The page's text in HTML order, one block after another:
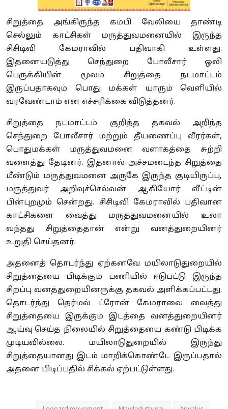
சிறுத்தை அங்கிருந்த கம்பி வேலியை தாண்டி
செல்லும் காட்சிகள் மருத்துவமனையில் இருந்த
சிசிடிவி கேமராவில் பதிவாகி உள்ளது.
இதனையடுத்து செந்துறை போலீசார் ஒலி
பெருக்கியின்‌ மூலம் சிறுத்தை நடமாட்டம்
இருப்பதாகவும் பொது மக்கள் யாரும் வெளியில்
வரவேண்டாம் என எச்சரிக்கை விடுத்தனர்.
சிறுத்தை நடமாட்டம் குறித்த தகவல் அறிந்த
செந்துறை போலீசார் மற்றும் தீயணைப்பு வீரர்கள்,
பொதுமக்கள் மருத்துவமனை வளாகத்தை சுற்றி
வளைத்து தேடினர். இதனால் அச்சமடைந்த சிறுத்தை
மீண்டும் மருத்துவமனை அருகே இருந்த குடியிருப்பு,
மருத்துவர் அறிவுச்செல்வன் ஆகியோர் வீட்டின்
பின்புறமும் சென்றது. சிசிடிவி கேமராவில் பதிவான
காட்சிகளை வைத்து மருத்துவமனையில் உலா
வந்தது சிறுத்தைதான் என்று வனத்துறையினர்
உறுதி செய்தனர்.
அதனைத் தொடர்ந்து ஏற்கனவே மயிலாடுதுறையில்
சிறுத்தையை பிடிக்கும் பணியில் ஈடுபட்டு இருந்த
சிறப்பு வனத்துறையினருக்கு தகவல் அளிக்கப்பட்டது.
தொடர்ந்து தெர்மல் ட்ரோன் கேமராவை வைத்து
சிறுத்தையை இருக்கும் இடத்தை வனத்துறையினர்
ஆய்வு செய்த நிலையில் சிறுத்தையை கண்டு பிடிக்க
முடியவில்லை. மயிலாடுதுறையில் இருந்து
சிறுத்தையானது இடம் மாறிக்கொண்டே இருப்பதால்
அதனை பிடிப்பதில் சிக்கல் ஏற்பட்டுள்ளது.